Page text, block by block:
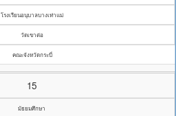
โรงเรียนอนุบาลบางเท่าแม่
วัดเขาต่อ
คณะจังหวัดกระบี่
15
มัธยมศึกษา